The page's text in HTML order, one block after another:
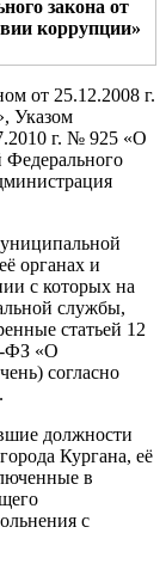
закона от
коррупции»
от 25.12.2008 г.
Указом
г. № 925 «О
Федерального
органах и
с которых на
службы,
статьей 12
ФЗ «О
согласно
должности
Кургана, её
в
с